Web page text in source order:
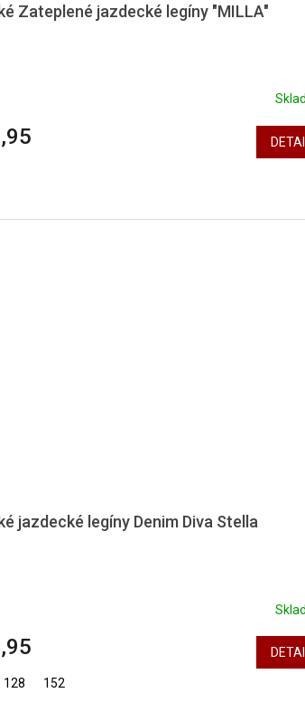
Zateplené jazdecké legíny "MILLA"
jazdecké legíny Denim Diva Stella
128 152